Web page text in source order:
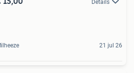
Details
21 jul 26